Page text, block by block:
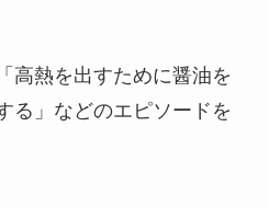
高熱を出すために醤油を
る」などのエピソードを